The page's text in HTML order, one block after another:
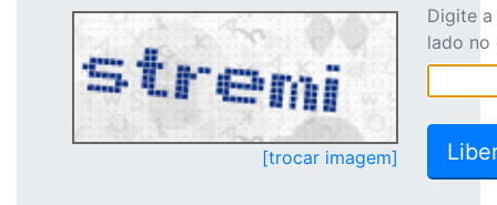
[trocar imagem]
Digite
lado no